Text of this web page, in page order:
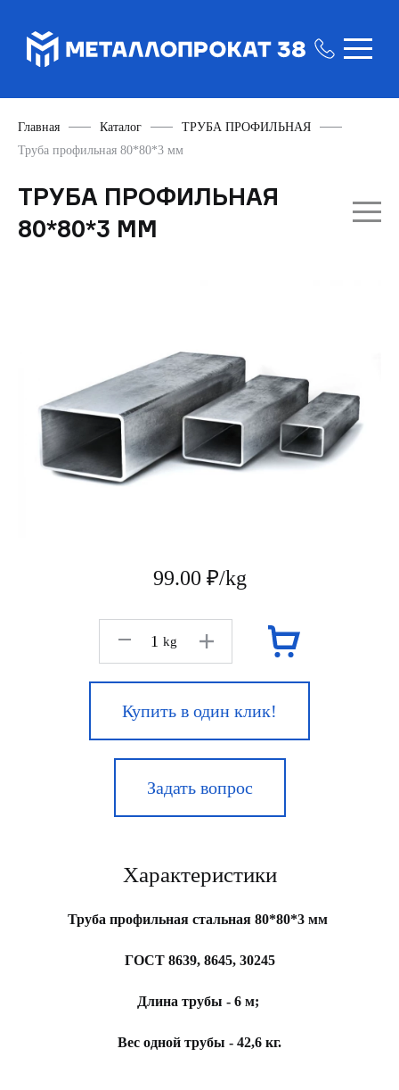
Главная Каталог
ТРУБА ПРОФИЛЬНАЯ
Труба профильная 80*80*3 мм
ТРУБА ПРОФИЛЬНАЯ
80*80*3 ММ
99.00 ₽/kg
kg
Купить в один клик!
Задать вопрос
Характеристики
Труба профильная стальная 80*80*3 мм
ГОСТ 8639, 8645, 30245
Длина трубы - 6 м;
Вес одной трубы - 42,6 кг.